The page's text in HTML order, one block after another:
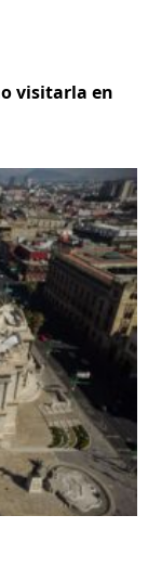
visitarla en